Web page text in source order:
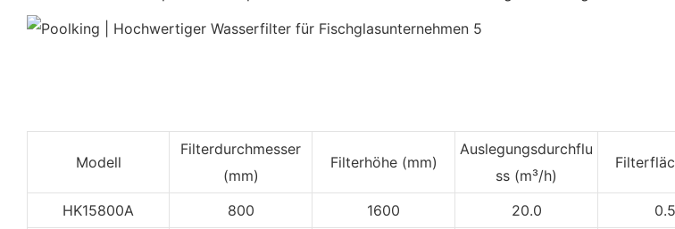
Modell
Filterdurchmesser
(mm)
Filterhöhe (mm)
Auslegungsdurchflu
ss (m³/h)
HK15800A
800 1600 20.0